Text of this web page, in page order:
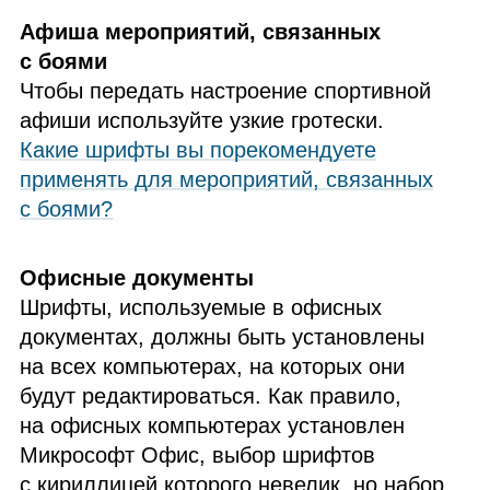
Афиша мероприятий, связанных
с боями
Чтобы передать настроение спортивной
афиши используйте узкие гротески.
Какие шрифты вы порекомендуете
применять для мероприятий, связанных
с боями?
Офисные документы
Шрифты, используемые в офисных
документах, должны быть установлены
на всех компьютерах, на которых они
будут редактироваться. Как правило,
на офисных компьютерах установлен
Микрософт Офис, выбор шрифтов
с кириллицей которого невелик, но набор